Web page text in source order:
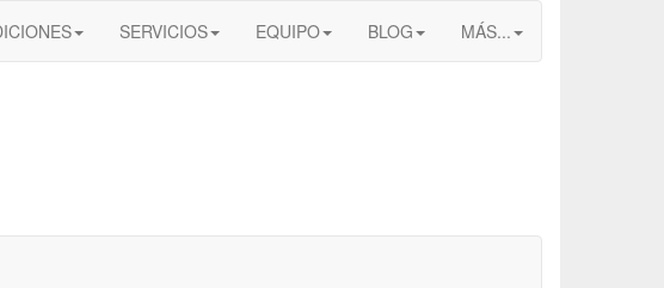
SERVICIOS EQUIPO BLOG MÁS...